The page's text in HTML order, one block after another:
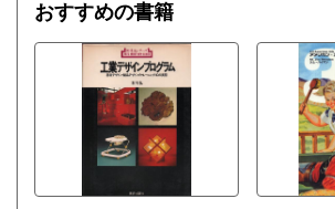
おすすめの書籍